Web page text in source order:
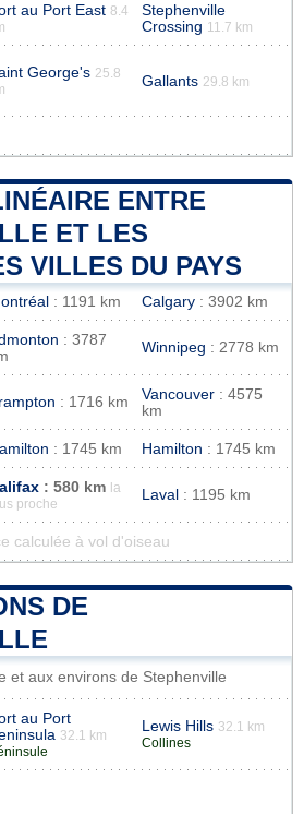
au Port East 8.4
Stephenville
Crossing 11.7 km
George's 25.8
Gallants 29.8 km
ENTRE
ET LES
VILLES DU PAYS
: 1191 km Calgary : 3902 km
: 3787
Winnipeg : 2778 km
: 1716 km Vancouver : 4575
km
: 1745 km Hamilton : 1745 km
: 580 km
la
proche
Laval : 1195 km
calculée à vol d'oiseau
DE
et aux environs de Stephenville
au Port
32.1 km
Lewis Hills 32.1 km
Collines